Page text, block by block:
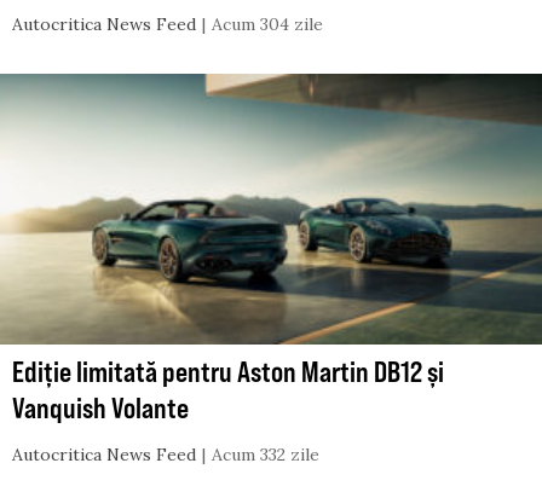
Autocritica News Feed Acum 304 zile
Ediție limitată pentru Aston Martin DB12 și
Vanquish Volante
Autocritica News Feed Acum 332 zile